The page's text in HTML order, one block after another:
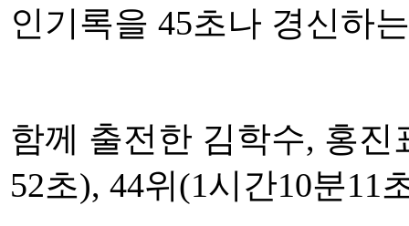
인기록을 45초나 경신하
함께 출전한 김학수, 홍진
52초), 44위(1시간10분11